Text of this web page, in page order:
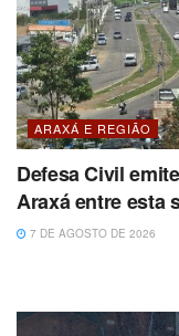
ARAXÁ E REGIÃO
Defesa Civil
Araxá entre esta
7 DE AGOSTO DE 2026